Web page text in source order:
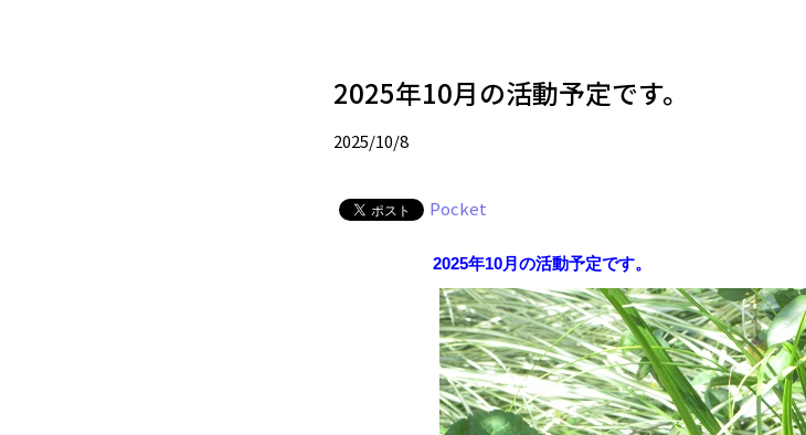
2025年10月の活動予定です。
2025/10/8
Pocket
2025年10月の活動予定です。